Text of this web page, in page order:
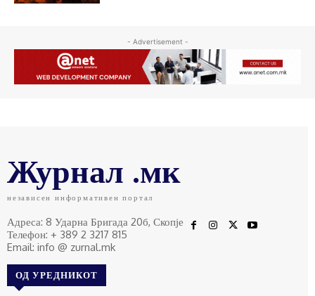
- Advertisement -
Журнал .мк
независен информативен портал
Адреса: 8 Ударна Бригада 20б, Скопје
Телефон: + 389 2 3217 815
Email: info @ zurnal.mk
ОД УРЕДНИКОТ